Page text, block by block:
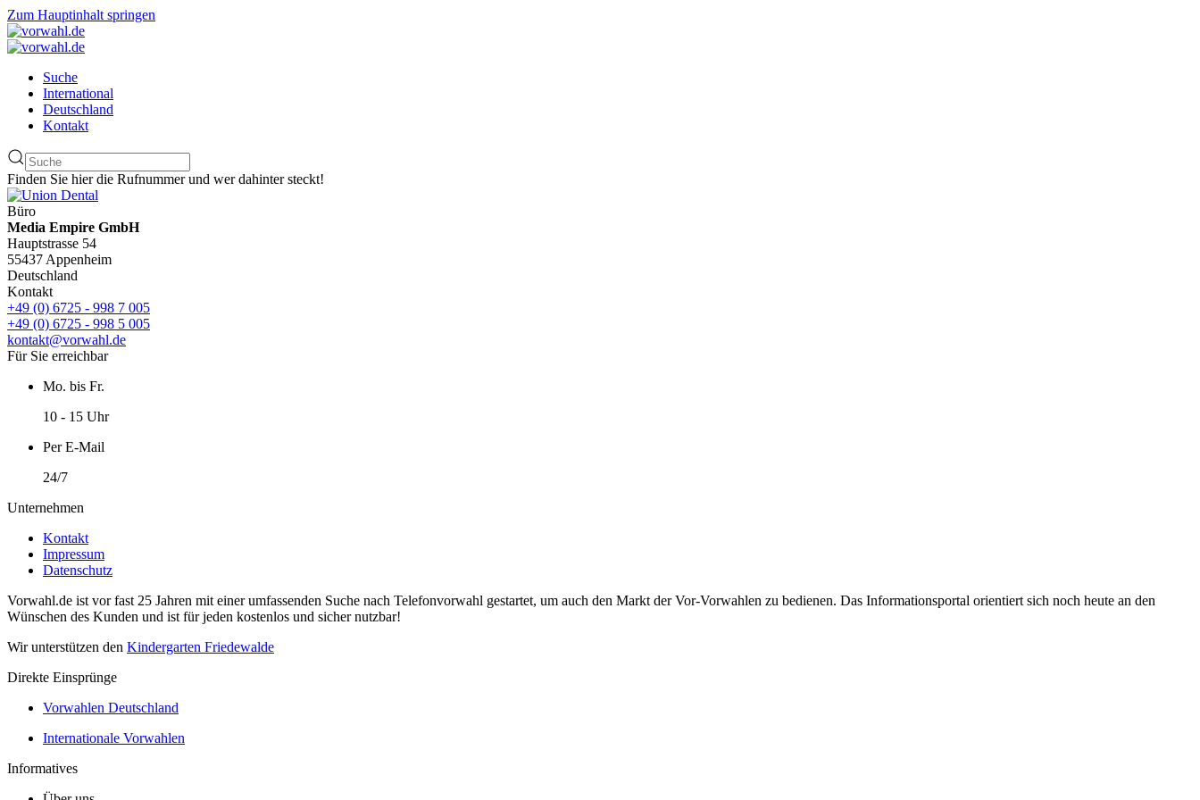
Zum Hauptinhalt springen
Suche
International
Deutschland
Kontakt
Finden Sie hier die Rufnummer und wer dahinter steckt!
Büro
Media Empire GmbH
Hauptstrasse 54
55437 Appenheim
Deutschland
Kontakt
+49 (0) 6725 - 998 7 005
+49 (0) 6725 - 998 5 005
kontakt@vorwahl.de
Für Sie erreichbar
Mo. bis Fr.
10 - 15 Uhr
Per E-Mail
24/7
Unternehmen
Kontakt
Impressum
Datenschutz
Vorwahl.de ist vor fast 25 Jahren mit einer umfassenden Suche nach Telefonvorwahl gestartet, um auch den Markt der Vor-Vorwahlen zu bedienen. Das Informationsportal orientiert sich noch heute an den
Wünschen des Kunden und ist für jeden kostenlos und sicher nutzbar!
Wir unterstützen den Kindergarten Friedewalde
Direkte Einsprünge
Vorwahlen Deutschland
Internationale Vorwahlen
Informatives